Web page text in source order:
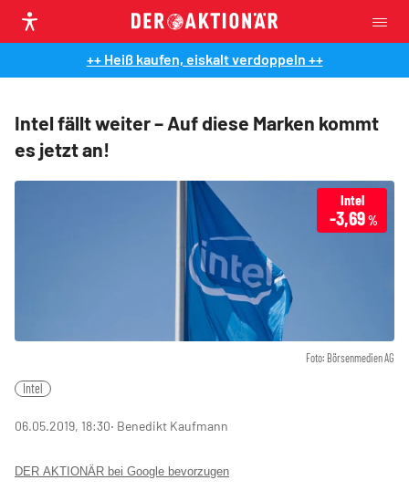
++ Heiß kaufen, eiskalt verdoppeln ++
Intel fällt weiter – Auf diese Marken kommt
es jetzt an!
Foto: Börsenmedien AG
Intel
-3,69%
Intel
06.05.2019, 18:30‧ Benedikt Kaufmann
DER AKTIONÄR bei Google bevorzugen